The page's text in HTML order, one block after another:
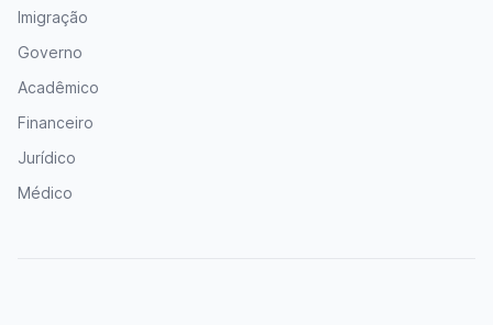
Imigração
Governo
Acadêmico
Financeiro
Jurídico
Médico